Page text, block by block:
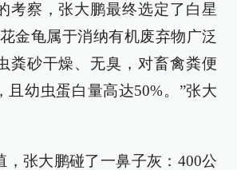
考察，张大鹏最终选定了白星
金龟属于消纳有机废弃物广泛
粪砂干燥、无臭，对畜禽粪便
且幼虫蛋白量高达50%。”张大
，张大鹏碰了一鼻子灰：400公